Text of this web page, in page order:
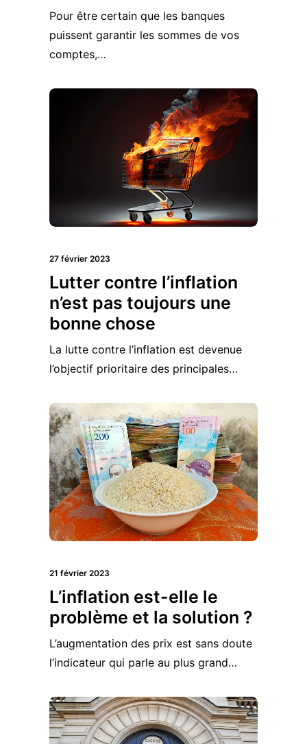
Pour être certain que les banques
puissent garantir les sommes de vos
comptes,…
27 février 2023
Lutter contre l’inflation
n’est pas toujours une
bonne chose
La lutte contre l’inflation est devenue
l’objectif prioritaire des principales…
21 février 2023
L’inflation est-elle le
problème et la solution ?
L’augmentation des prix est sans doute
l’indicateur qui parle au plus grand…